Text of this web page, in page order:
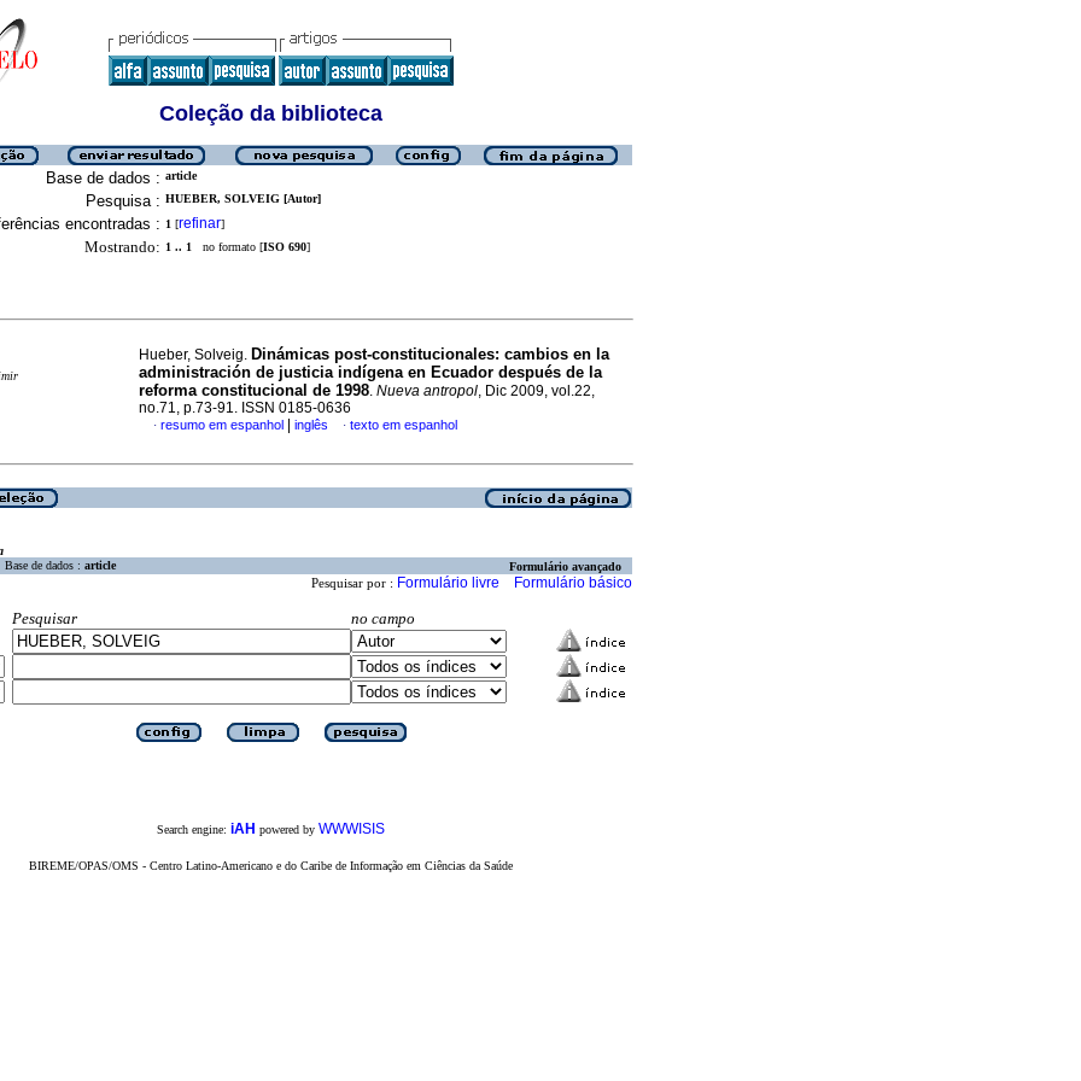
Coleção da biblioteca
Base de dados : article
Pesquisa : HUEBER, SOLVEIG [Autor]
encontradas : 1 [refinar]
Mostrando: 1 .. 1 no formato [ISO 690]
Hueber, Solveig. Dinámicas post-constitucionales: cambios en la
administración de justicia indígena en Ecuador después de la
reforma constitucional de 1998. Nueva antropol, Dic 2009, vol.22,
no.71, p.73-91. ISSN 0185-0636
· resumo em espanhol inglês · texto em espanhol
Base de dados : article Formulário avançado
Pesquisar por : Formulário livre Formulário básico
Pesquisar
no campo
Search engine: iAH powered by WWWISIS
BIREME/OPAS/OMS - Centro Latino-Americano e do Caribe de Informação em Ciências da Saúde